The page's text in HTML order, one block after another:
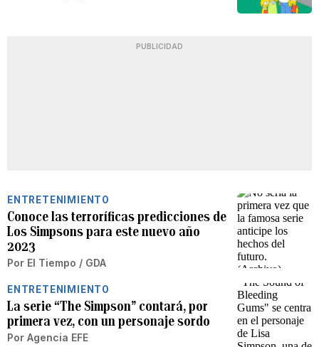
PUBLICIDAD
ENTRETENIMIENTO
Conoce las terroríficas predicciones de
Los Simpsons para este nuevo año
2023
Por El Tiempo / GDA
ENTRETENIMIENTO
La serie “The Simpson” contará, por
primera vez, con un personaje sordo
Por Agencia EFE